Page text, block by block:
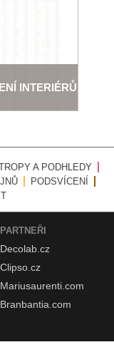
INTERIÉRŮ
A PODHLEDY
PODSVÍCENÍ
PARTNEŘI
Decolab.cz
Clipso.cz
Mariusaurenti.com
Branbantia.com